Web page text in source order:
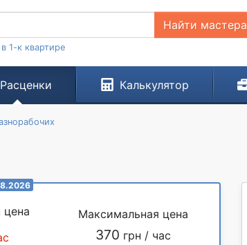
Найти мастера
1-к квартире
Расценки Калькулятор
Максимальная цена
370 грн / час